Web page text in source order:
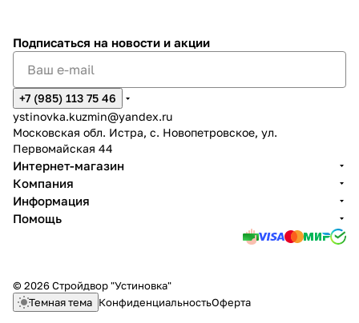
Подписаться на новости и акции
+7 (985) 113 75 46
ystinovka.kuzmin@yandex.ru
Московская обл. Истра, с. Новопетровское, ул.
Первомайская 44
Интернет-магазин
Компания
Информация
Помощь
© 2026 Стройдвор "Устиновка"
Темная тема КонфиденциальностьОферта